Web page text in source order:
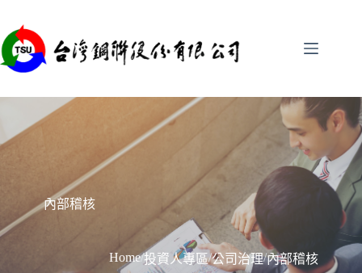
至
主
要
內部稽核
Home/投資人專區/公司治理/內部稽核